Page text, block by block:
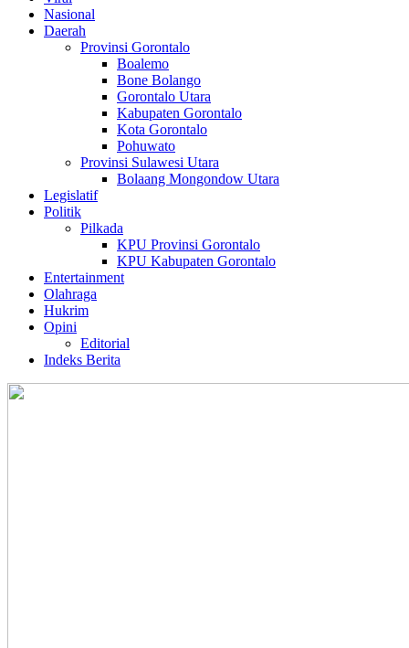
Nasional
Daerah
Provinsi Gorontalo
Boalemo
Bone Bolango
Gorontalo Utara
Kabupaten Gorontalo
Kota Gorontalo
Pohuwato
Provinsi Sulawesi Utara
Bolaang Mongondow Utara
Legislatif
Politik
Pilkada
KPU Provinsi Gorontalo
KPU Kabupaten Gorontalo
Entertainment
Olahraga
Hukrim
Opini
Editorial
Indeks Berita